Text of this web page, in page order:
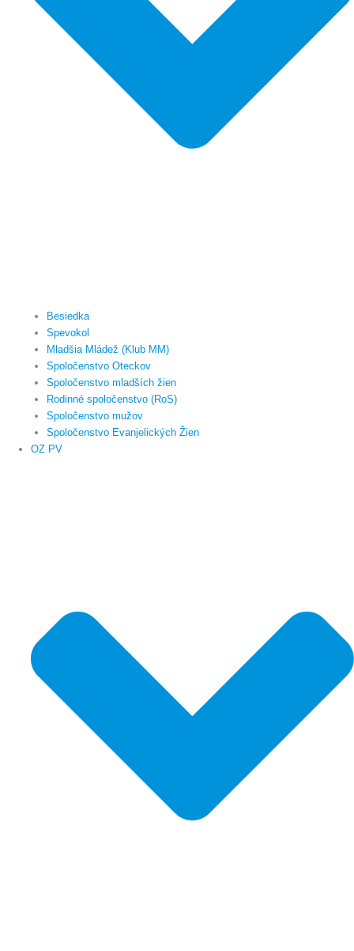
Besiedka
Spevokol
Mladšia Mládež (Klub MM)
Spoločenstvo Oteckov
Spoločenstvo mladších žien
Rodinné spoločenstvo (RoS)
Spoločenstvo mužov
Spoločenstvo Evanjelických Žien
OZ PV